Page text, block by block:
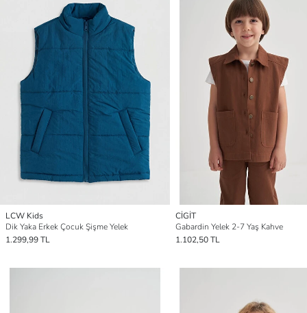
LCW Kids
Dik Yaka Erkek Çocuk Şişme Yelek
1.299,99 TL
CİGİT
Gabardin Yelek 2-7 Yaş Kahve
1.102,50 TL